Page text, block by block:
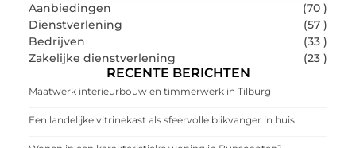
Aanbiedingen
(70 )
Dienstverlening
(57 )
Bedrijven
(33 )
Zakelijke dienstverlening
(23 )
RECENTE BERICHTEN
Maatwerk interieurbouw en timmerwerk in Tilburg
Een landelijke vitrinekast als sfeervolle blikvanger in huis